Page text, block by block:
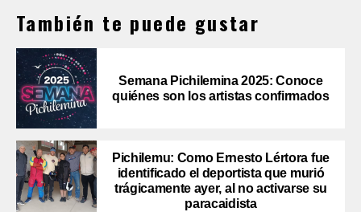
También te puede gustar
Semana Pichilemina 2025: Conoce
quiénes son los artistas confirmados
Pichilemu: Como Ernesto Lértora fue
identificado el deportista que murió
trágicamente ayer, al no activarse su
paracaidista